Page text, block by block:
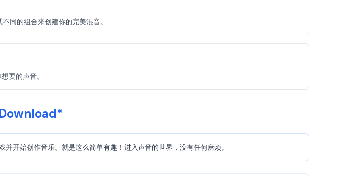
同的组合来创建你的完美混音。
要的声音。
开始创作音乐。就是这么简单有趣！进入声音的世界，没有任何麻烦。